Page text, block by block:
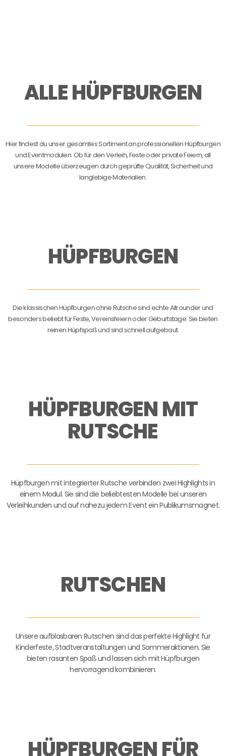
ALLE HÜPFBURGEN
Hier findest du unser gesamtes Sortiment an professionellen Hüpfburgen
und Eventmodulen. Ob für den Verleih, Feste oder private Feiern, all
unsere Modelle überzeugen durch geprüfte Qualität, Sicherheit und
langlebige Materialien.
HÜPFBURGEN
Die klassischen Hüpfburgen ohne Rutsche sind echte Allrounder und
besonders beliebt für Feste, Vereinsfeiern oder Geburtstage. Sie bieten
reinen Hüpfspaß und sind schnell aufgebaut.
HÜPFBURGEN MIT
RUTSCHE
Hüpfburgen mit integrierter Rutsche verbinden zwei Highlights in
einem Modul. Sie sind die beliebtesten Modelle bei unseren
Verleihkunden und auf nahezu jedem Event ein Publikumsmagnet.
RUTSCHEN
Unsere aufblasbaren Rutschen sind das perfekte Highlight für
Kinderfeste, Stadtveranstaltungen und Sommeraktionen. Sie
bieten rasanten Spaß und lassen sich mit Hüpfburgen
hervorragend kombinieren.
HÜPFBURGEN FÜR